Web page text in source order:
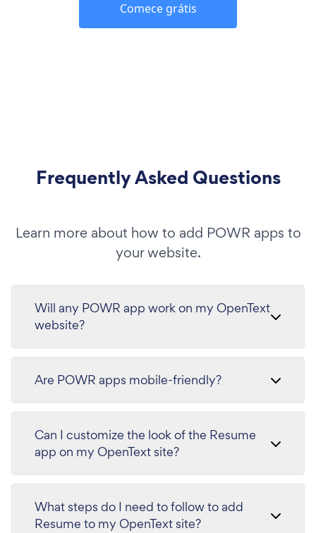
Comece grátis
Frequently Asked Questions
Learn more about how to add POWR apps to
your website.
Will any POWR app work on my OpenText
website?
Are POWR apps mobile-friendly?
Can I customize the look of the Resume
app on my OpenText site?
What steps do I need to follow to add
Resume to my OpenText site?